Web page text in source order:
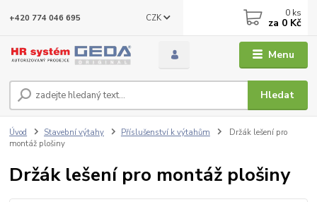
Menu
CZK
Hledat
+420 774 046 695 0 ks
za 0 Kč
Úvod Stavební výtahy Příslušenství k výtahům
Držák lešení pro
montáž plošiny
Držák lešení pro montáž plošiny